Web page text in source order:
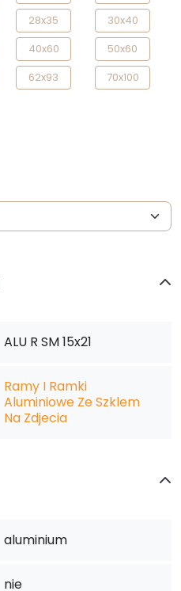
28x35
30x40
40x60
50x60
62x93 70x100
ALU R SM 15x21
Ramy I Ramki
Aluminiowe Ze Szklem
Na Zdjecia
aluminium
nie